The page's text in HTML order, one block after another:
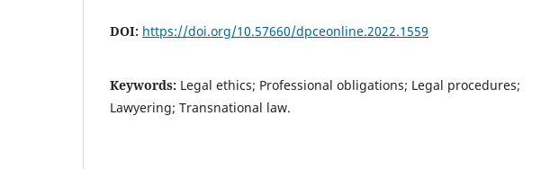
DOI: https://doi.org/10.57660/dpceonline.2022.1559
Keywords: Legal ethics; Professional obligations; Legal procedures;
Lawyering; Transnational law.